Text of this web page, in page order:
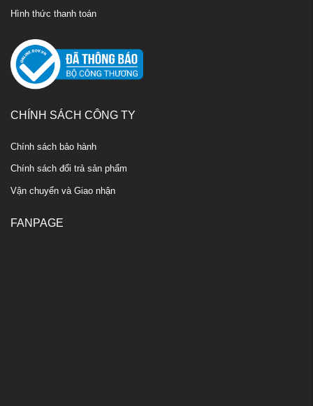
Hình thức thanh toán
CHÍNH SÁCH CÔNG TY
Chính sách bảo hành
Chính sách đổi trả sản phẩm
Vận chuyển và Giao nhận
FANPAGE